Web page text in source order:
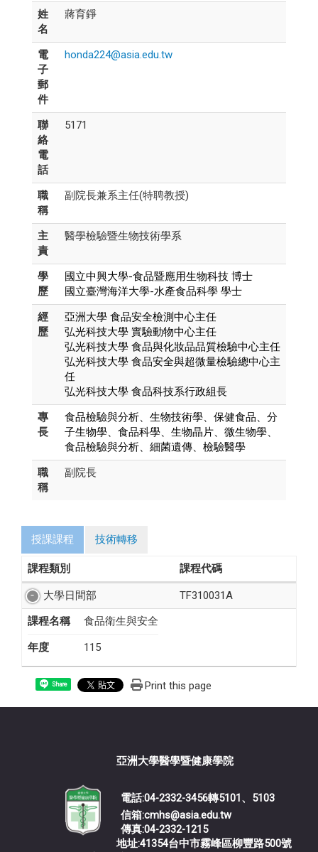
姓
名
蔣育錚
電
子
郵
件
honda224@asia.edu.tw
聯
絡
電
話
5171
職
稱
副院長兼系主任(特聘教授)
主
責
醫學檢驗暨生物技術學系
學
歷
國立中興大學-食品暨應用生物科技 博士
國立臺灣海洋大學-水產食品科學 學士
經
歷
亞洲大學 食品安全檢測中心主任
弘光科技大學 實驗動物中心主任
弘光科技大學 食品與化妝品品質檢驗中心主任
弘光科技大學 食品安全與超微量檢驗總中心主
任
弘光科技大學 食品科技系行政組長
專
長
食品檢驗與分析、生物技術學、保健食品、分
子生物學、食品科學、生物晶片、微生物學、
食品檢驗與分析、細菌遺傳、檢驗醫學
職
稱
副院長
授課課程 技術轉移
課程類別 課程代碼
大學日間部
TF310031A
課程名稱
食品衛生與安全
年度 115
Share Print this page
亞洲大學醫學暨健康學院
電話:04-2332-3456轉5101、5103
信箱:cmhs@asia.edu.tw
傳真:04-2332-1215
地址:41354台中市霧峰區柳豐路500號